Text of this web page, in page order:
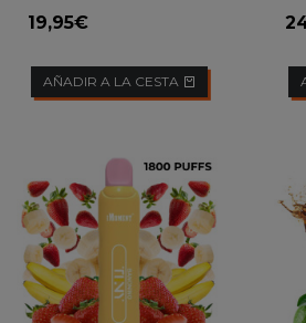
KIWI PASSION FRUIT
19,95€
AÑADIR A LA CESTA